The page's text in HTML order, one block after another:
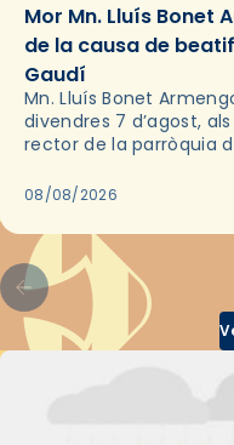
Mor Mn. Lluís Bonet
de la causa de
Gaudí
Mn. Lluís Bonet
divendres 7 d’agost,
rector de la parròquia
2018,…
08/08/2026